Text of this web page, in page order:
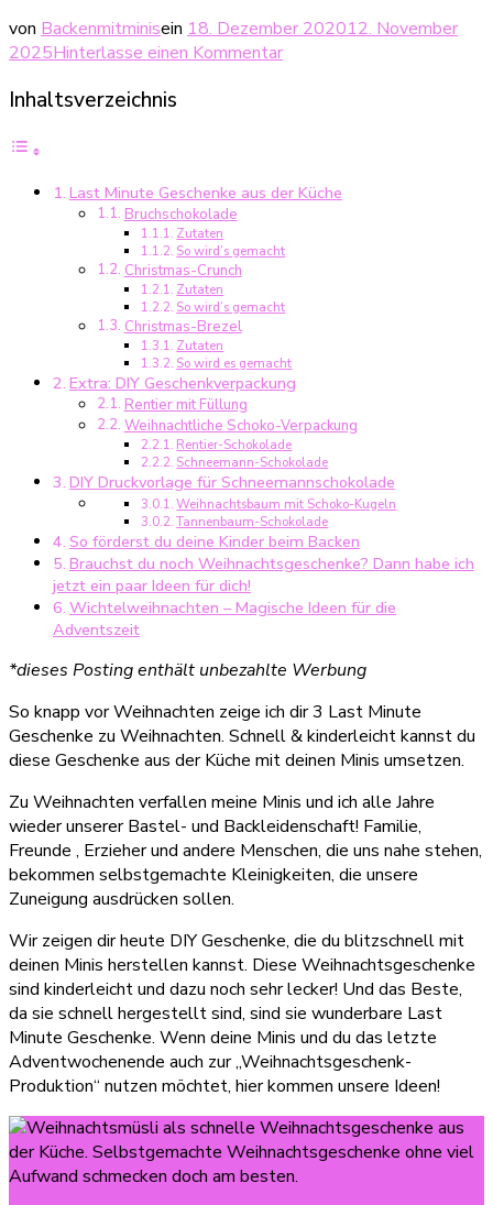
von Backenmitminisein 18. Dezember 202012. November
2025Hinterlasse einen Kommentarzu
Weihnachten
Inhaltsverzeichnis
Last Minute Geschenke aus der Küche
Bruchschokolade
Zutaten
So wird’s gemacht
Christmas-Crunch
Zutaten
So wird’s gemacht
Christmas-Brezel
Zutaten
So wird es gemacht
Extra: DIY Geschenkverpackung
Rentier mit Füllung
Weihnachtliche Schoko-Verpackung
Rentier-Schokolade
Schneemann-Schokolade
DIY Druckvorlage für Schneemannschokolade
Weihnachtsbaum mit Schoko-Kugeln
Tannenbaum-Schokolade
So förderst du deine Kinder beim Backen
Brauchst du noch Weihnachtsgeschenke? Dann habe ich
jetzt ein paar Ideen für dich!
Wichtelweihnachten – Magische Ideen für die
Adventszeit
*dieses Posting enthält unbezahlte Werbung
So knapp vor Weihnachten zeige ich dir 3 Last Minute
Geschenke zu Weihnachten. Schnell & kinderleicht kannst du
diese Geschenke aus der Küche mit deinen Minis umsetzen.
Zu Weihnachten verfallen meine Minis und ich alle Jahre
wieder unserer Bastel- und Backleidenschaft! Familie,
Freunde , Erzieher und andere Menschen, die uns nahe stehen,
bekommen selbstgemachte Kleinigkeiten, die unsere
Zuneigung ausdrücken sollen.
Wir zeigen dir heute DIY Geschenke, die du blitzschnell mit
deinen Minis herstellen kannst. Diese Weihnachtsgeschenke
sind kinderleicht und dazu noch sehr lecker! Und das Beste,
da sie schnell hergestellt sind, sind sie wunderbare Last
Minute Geschenke. Wenn deine Minis und du das letzte
Adventwochenende auch zur „Weihnachtsgeschenk-
Produktion“ nutzen möchtet, hier kommen unsere Ideen!